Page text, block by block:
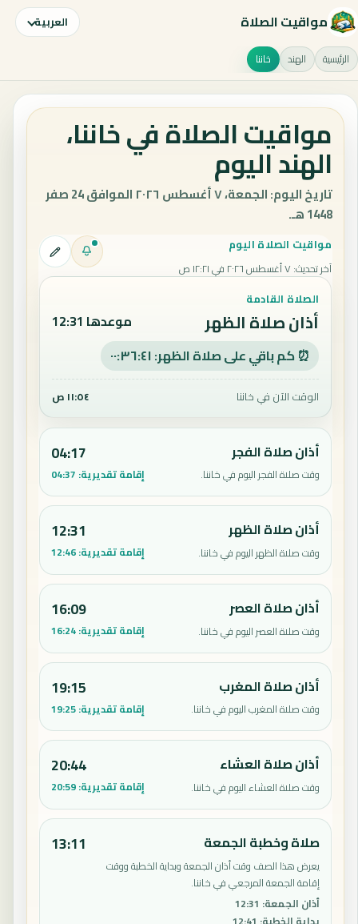
مواقيت الصلاة العربية
الرئيسية الهند خاننا
مواقيت الصلاة في خاننا،
الهند اليوم
تاريخ اليوم: الجمعة، ٧ أغسطس ٢٠٢٦ الموافق 24 صفر
1448 هـ.
مواقيت الصلاة اليوم
آخر تحديث:٧ أغسطس ٢٠٢٦ في ١٢:٢١ ص
الصلاة القادمة
أذان صلاة الظهر موعدها 12:31
⏰ كم باقي على صلاة الظهر: ٠٠:٣٦:٤٠
الوقت الآن في خاننا ١١:٥٤ ص
أذان صلاة الفجر
وقت صلاة الفجر اليوم في خاننا.
04:17
إقامة تقديرية: 04:37
أذان صلاة الظهر
وقت صلاة الظهر اليوم في خاننا.
12:31
إقامة تقديرية:12:46
أذان صلاة العصر
وقت صلاة العصر اليوم في خاننا.
16:09
إقامة تقديرية:16:24
أذان صلاة المغرب
وقت صلاة المغرب اليوم في خاننا.
19:15
إقامة تقديرية:19:25
أذان صلاة العشاء
وقت صلاة العشاء اليوم في خاننا.
20:44
إقامة تقديرية:20:59
صلاة وخطبة الجمعة
يعرض هذا الصف وقت أذان الجمعة وبداية الخطبة ووقت
إقامة الجمعة المرجعي في خاننا.
أذان الجمعة:
12:31
13:11